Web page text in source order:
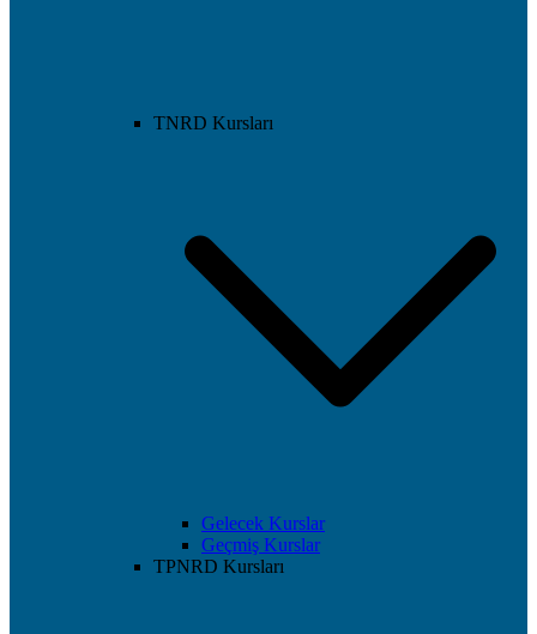
TNRD Kursları
Gelecek Kurslar
Geçmiş Kurslar
TPNRD Kursları